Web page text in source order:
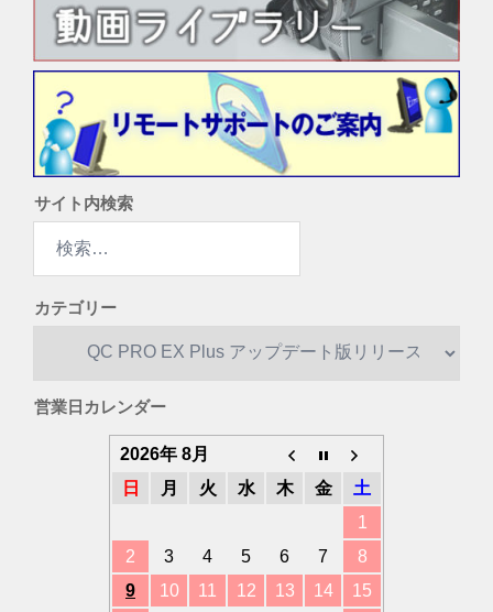
サイト内検索
カテゴリー
リ
営業日カレンダー
2026年 8月
日
月 火 水 木 金
土
1
2
3 4 5 6 7
8
9
10 11 12 13 14 15